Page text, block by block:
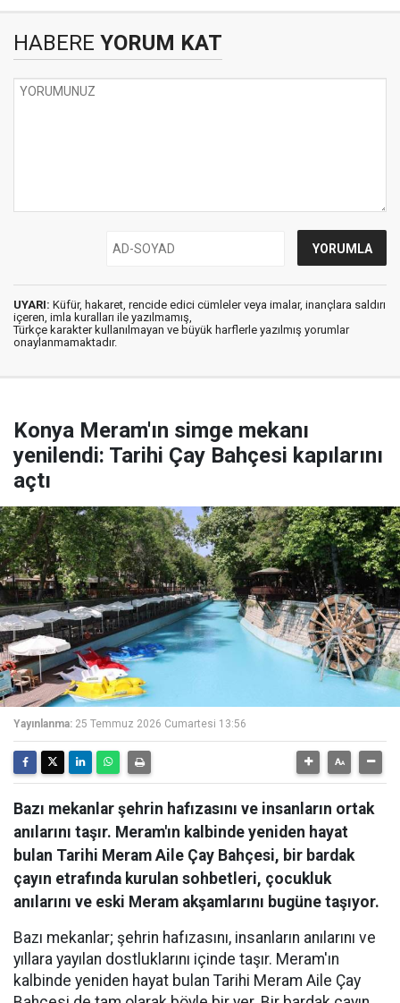
HABERE YORUM KAT
UYARI: Küfür, hakaret, rencide edici cümleler veya imalar, inançlara saldırı
içeren, imla kuralları ile yazılmamış,
Türkçe karakter kullanılmayan ve büyük harflerle yazılmış yorumlar
onaylanmamaktadır.
Konya Meram'ın simge mekanı
yenilendi: Tarihi Çay Bahçesi kapılarını
açtı
Yayınlanma: 25 Temmuz 2026 Cumartesi 13:56
Bazı mekanlar şehrin hafızasını ve insanların ortak
anılarını taşır. Meram'ın kalbinde yeniden hayat
bulan Tarihi Meram Aile Çay Bahçesi, bir bardak
çayın etrafında kurulan sohbetleri, çocukluk
anılarını ve eski Meram akşamlarını bugüne taşıyor.
Bazı mekanlar; şehrin hafızasını, insanların anılarını ve
yıllara yayılan dostluklarını içinde taşır. Meram'ın
kalbinde yeniden hayat bulan Tarihi Meram Aile Çay